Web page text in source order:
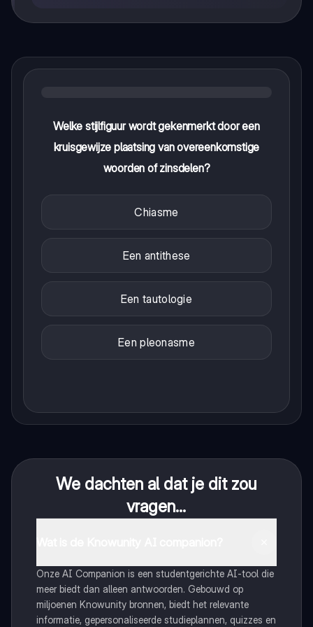
Welke stijlfiguur wordt gekenmerkt door een
kruisgewijze plaatsing van overeenkomstige
woorden of zinsdelen?
Chiasme
Een antithese
Een tautologie
Een pleonasme
We dachten al dat je dit zou
vragen...
Onze AI Companion is een studentgerichte AI-tool die
meer biedt dan alleen antwoorden. Gebouwd op
miljoenen Knowunity bronnen, biedt het relevante
informatie, gepersonaliseerde studieplannen, quizzes en